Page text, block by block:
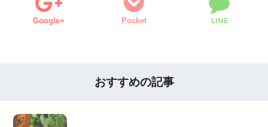
Google+ Pocket LINE
おすすめの記事